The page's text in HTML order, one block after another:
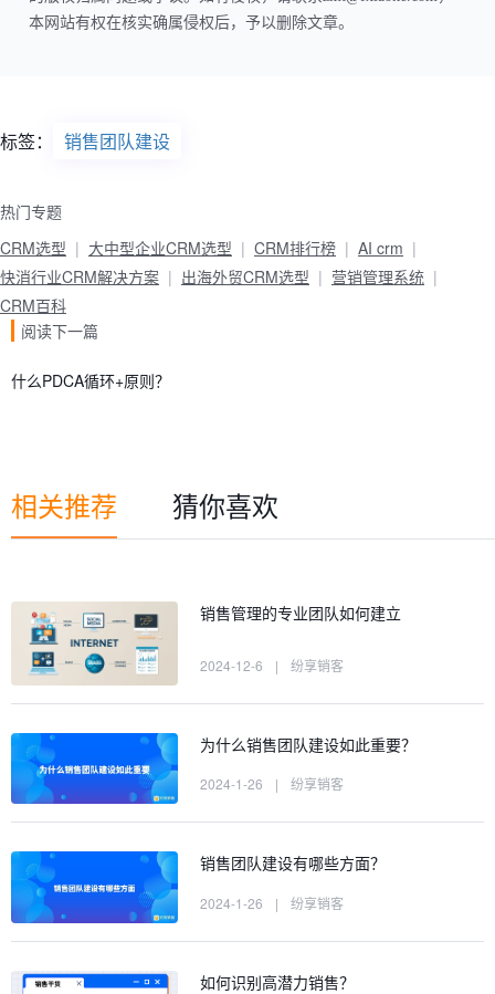
本网站有权在核实确属侵权后，予以删除文章。
标签： 销售团队建设
热门专题
CRM选型
大中型企业CRM选型 CRM排行榜
AI crm
快消行业CRM解决方案
出海外贸CRM选型
营销管理系统
CRM百科
阅读下一篇
什么PDCA循环+原则？
相关推荐 猜你喜欢
销售管理的专业团队如何建立
2024-12-6 | 纷享销客
为什么销售团队建设如此重要？
2024-1-26 | 纷享销客
销售团队建设有哪些方面？
2024-1-26 | 纷享销客
如何识别高潜力销售？